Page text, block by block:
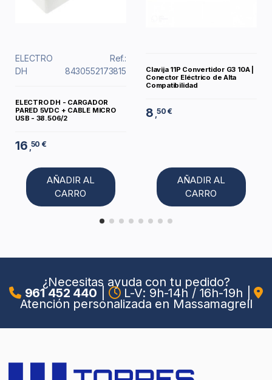
ELECTRO
DH
Ref.:
8430552173815
ELECTRO DH - CARGADOR
PARED 5VDC + CABLE MICRO
USB - 38.506/2
16 ,50 €
AÑADIR AL
CARRO
Clavija 11P Convertidor G3 10A |
Conector Eléctrico de Alta
Compatibilidad
8 ,50 €
AÑADIR AL
CARRO
¿Necesitas ayuda con tu pedido?
961 452 440 L-V: 9h-14h / 16h-19h
Atención personalizada en Massamagrell